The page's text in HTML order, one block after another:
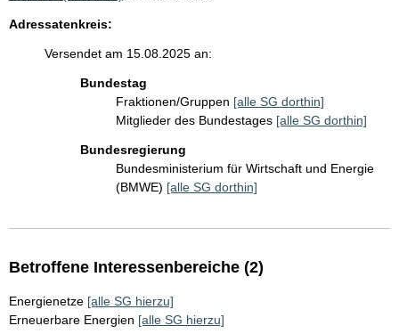
Adressatenkreis:
Versendet am 15.08.2025 an:
Bundestag
Fraktionen/Gruppen [alle SG dorthin]
Mitglieder des Bundestages [alle SG dorthin]
Bundesregierung
Bundesministerium für Wirtschaft und Energie
(BMWE) [alle SG dorthin]
Betroffene Interessenbereiche (2)
Energienetze [alle SG hierzu]
Erneuerbare Energien [alle SG hierzu]